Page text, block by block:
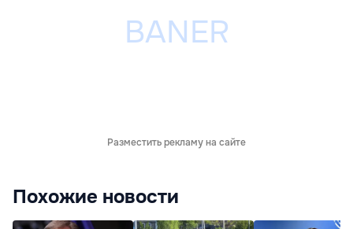
Разместить рекламу на сайте
Похожие новости